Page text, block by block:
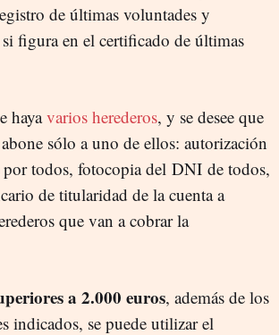
de últimas voluntades y
figura en el certificado de últimas
hayavarios herederos, y se desee que
sólo a uno de ellos: autorización
todos, fotocopia del DNI de todos,
de titularidad de la cuenta a
que van a cobrar la
a 2.000 euros, además de los
indicados, se puede utilizar el